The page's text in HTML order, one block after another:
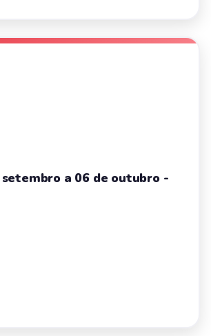
a 06 de outubro -